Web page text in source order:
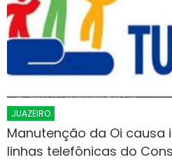
JUAZEIRO
Manutenção da Oi causa
linhas telefônicas do